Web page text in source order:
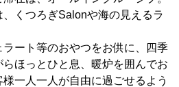
くつろぎSalonや海の見えるラ
ート等のおやつをお供に、四季
ほっとひと息、暖炉を囲んでお
一人一人が自由に過ごせるよう